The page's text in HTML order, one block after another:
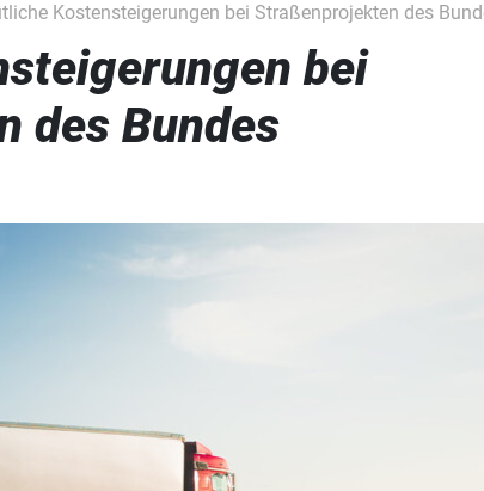
Kostensteigerungen bei Straßenprojekten des
bei
des Bundes